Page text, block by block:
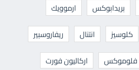
بريدابوكس
ارموويك
كلوسيز انتنال
ريفاروسبير
فلوموكس
اركاليون فورت